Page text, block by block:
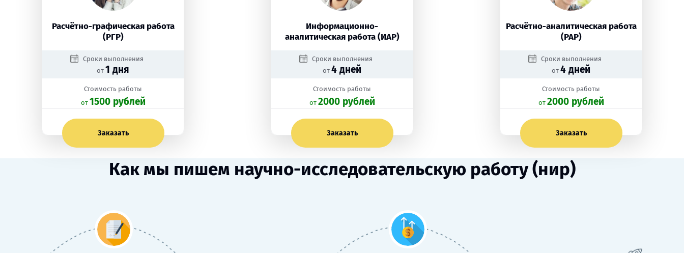
Расчётно-графическая работа
(РГР)
Сроки выполнения
от 1 дня
Стоимость работы
oт 1500 рублей
Заказать
Информационно-
аналитическая работа (ИАР)
Сроки выполнения
от 4 дней
Стоимость работы
oт 2000 рублей
Заказать
Расчётно-аналитическая работа
(РАР)
Сроки выполнения
от 4 дней
Стоимость работы
oт 2000 рублей
Заказать
Как мы пишем научно-исследовательскую работу (нир)